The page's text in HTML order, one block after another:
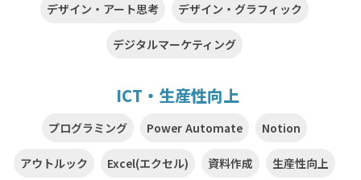
デザイン・アート思考 デザイン・グラフィック
デジタルマーケティング
ICT・生産性向上
プログラミング Power Automate Notion
アウトルック Excel(エクセル) 資料作成 生産性向上